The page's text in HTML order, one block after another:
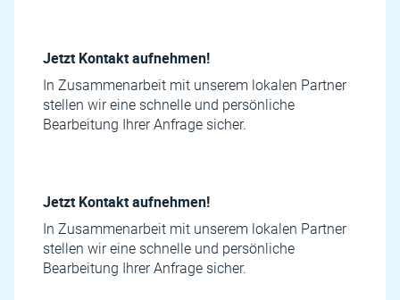
Jetzt Kontakt aufnehmen!
In Zusammenarbeit mit unserem lokalen Partner
stellen wir eine schnelle und persönliche
Bearbeitung Ihrer Anfrage sicher.
Jetzt Kontakt aufnehmen!
In Zusammenarbeit mit unserem lokalen Partner
stellen wir eine schnelle und persönliche
Bearbeitung Ihrer Anfrage sicher.